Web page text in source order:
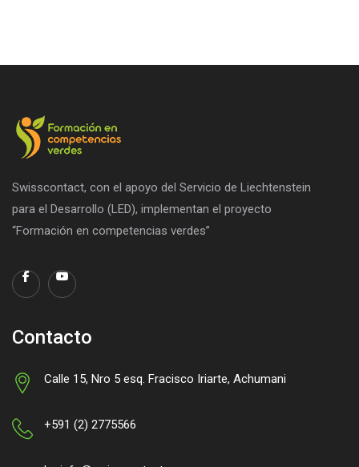
Swisscontact, con el apoyo del Servicio de Liechtenstein
para el Desarrollo (LED), implementan el proyecto
“Formación en competencias verdes”
Contacto
Calle 15, Nro 5 esq. Fracisco Iriarte, Achumani
+591 (2) 2775566